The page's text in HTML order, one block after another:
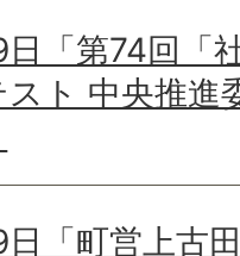
日「第74回「
スト 中央推進
日「町営上古